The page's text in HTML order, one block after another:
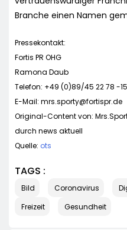
Branche einen Namen
Pressekontakt:
Fortis PR OHG
Ramona Daub
Telefon: +49 (0)89/45 22 78 -15
E-Mail: mrs.sporty@fortispr.de
Original-Content von:
durch news aktuell
Quelle: ots
TAGS :
Bild Coronavirus
Freizeit
Gesundheit